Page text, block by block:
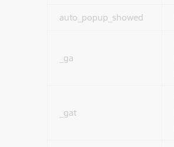
auto_popup_showed
_ga
_gat